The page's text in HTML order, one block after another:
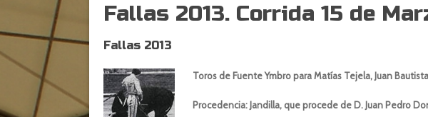
Fallas 2013. Corrida 15 de
Fallas 2013
Toros de Fuente Ymbro para Matías Tejela, Juan
Procedencia: Jandilla, que procede de D. Juan Pedro